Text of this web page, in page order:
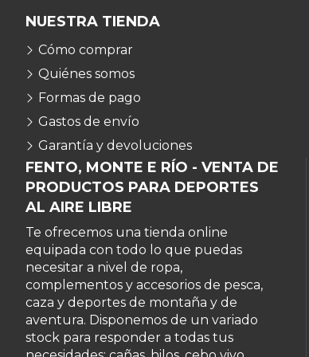
FENTO, MONTE E RÍO - VENTA DE
PRODUCTOS PARA DEPORTES
AL AIRE LIBRE
Te ofrecemos una tienda online
equipada con todo lo que puedas
necesitar a nivel de ropa,
complementos y accesorios de pesca,
caza y deportes de montaña y de
aventura. Disponemos de un variado
stock para responder a todas tus
NUESTRA TIENDA
Cómo comprar
Quiénes somos
Formas de pago
Gastos de envío
Garantía y devoluciones